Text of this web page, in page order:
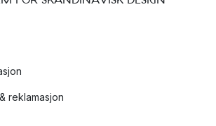
reklamasjon